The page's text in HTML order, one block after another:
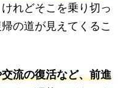
れどそこを乗り切っ
の道が見えてくるこ
流の復活など、前進